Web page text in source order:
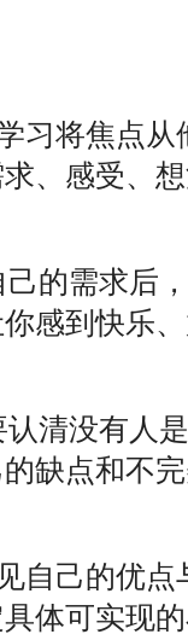
习将焦点
求、感受、
的需求后
感到快乐
清没有人
缺点和不
自己的优
体可实现